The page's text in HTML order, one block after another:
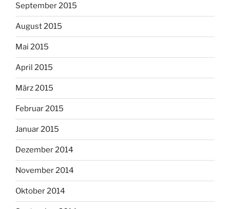
September 2015
August 2015
Mai 2015
April 2015
März 2015
Februar 2015
Januar 2015
Dezember 2014
November 2014
Oktober 2014